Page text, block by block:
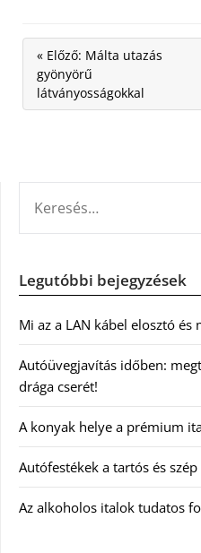
« Előző: Málta utazás
gyönyörű
látványosságokkal
Legutóbbi bejegyzések
Mi az a LAN kábel elosztó és
Autóüvegjavítás időben:
drága cserét!
A konyak helye a prémium
Autófestékek a tartós és
Az alkoholos italok tudatos